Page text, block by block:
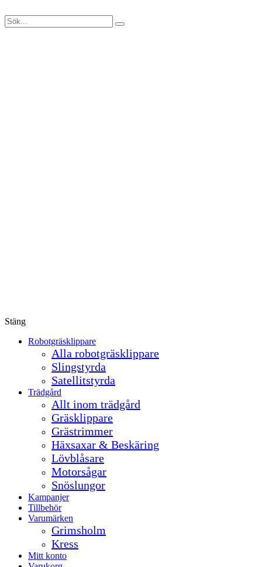
Stäng
Robotgräsklippare
Alla robotgräsklippare
Slingstyrda
Satellitstyrda
Trädgård
Allt inom trädgård
Gräsklippare
Grästrimmer
Häxsaxar & Beskäring
Lövblåsare
Motorsågar
Snöslungor
Kampanjer
Tillbehör
Varumärken
Grimsholm
Kress
Mitt konto